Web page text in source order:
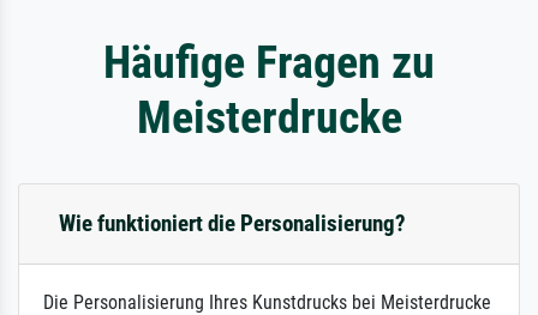
Häufige Fragen zu
Meisterdrucke
Wie funktioniert die Personalisierung?
Die Personalisierung Ihres Kunstdrucks bei Meisterdrucke